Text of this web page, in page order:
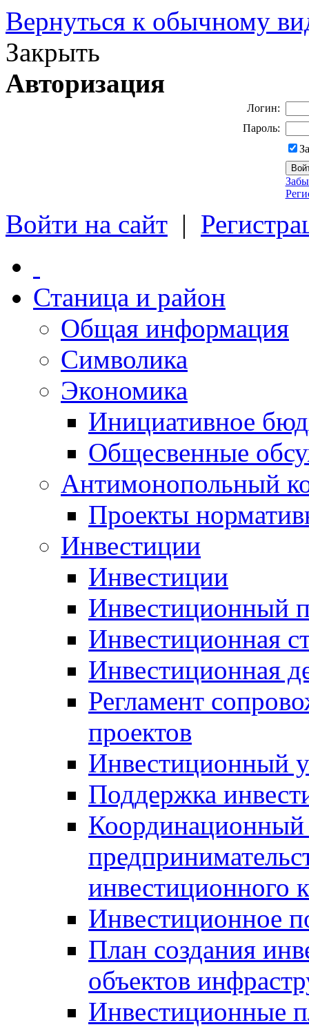
Вернуться к обычному
Закрыть
Авторизация
Логин:
Пароль:
Войти на сайт |
Станица и район
Общая информация
Символика
Экономика
Инициативное
Общесвенные
Антимонопольный
Проекты
Инвестиции
Инвестиции
Инвестиционный
Инвестиционная
Инвестиционная
Регламент
проектов
Инвестиционный
Поддержка
Координационный
инвестиционного
Инвестиционное
План создания
объектов
Инвестиционные